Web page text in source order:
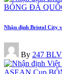
Posted
BÓNG ĐÁ
Nhận định Bristol City
Posted
by
By 247 BLV
Posted